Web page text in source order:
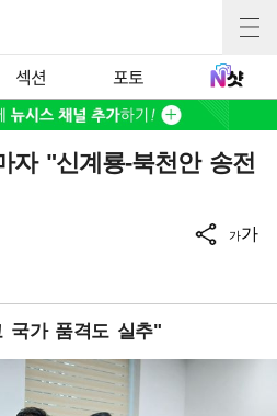
섹션 포토
자 "신계룡-북천안 송전
가가
국가 품격도 실추"